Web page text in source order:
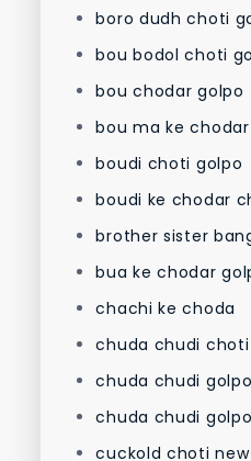
boro dudh choti
bou bodol choti
bou chodar golpo
bou ma ke
boudi choti golpo
boudi ke chodar
brother sister
bua ke chodar
chachi ke choda
chuda chudi
chuda chudi golpo
chuda chudi
cuckold choti